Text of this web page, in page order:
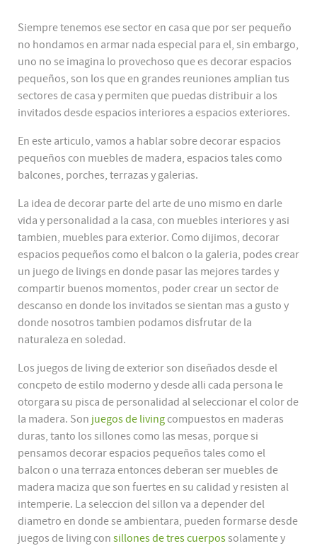
Siempre tenemos ese sector en casa que por ser pequeño
no hondamos en armar nada especial para el, sin embargo,
uno no se imagina lo provechoso que es decorar espacios
pequeños, son los que en grandes reuniones amplian tus
sectores de casa y permiten que puedas distribuir a los
invitados desde espacios interiores a espacios exteriores.
En este articulo, vamos a hablar sobre decorar espacios
pequeños con muebles de madera, espacios tales como
balcones, porches, terrazas y galerias.
La idea de decorar parte del arte de uno mismo en darle
vida y personalidad a la casa, con muebles interiores y asi
tambien, muebles para exterior. Como dijimos, decorar
espacios pequeños como el balcon o la galeria, podes crear
un juego de livings en donde pasar las mejores tardes y
compartir buenos momentos, poder crear un sector de
descanso en donde los invitados se sientan mas a gusto y
donde nosotros tambien podamos disfrutar de la
naturaleza en soledad.
Los juegos de living de exterior son diseñados desde el
concpeto de estilo moderno y desde alli cada persona le
otorgara su pisca de personalidad al seleccionar el color de
la madera. Son juegos de livingcompuestos en maderas
duras, tanto los sillones como las mesas, porque si
pensamos decorar espacios pequeños tales como el
balcon o una terraza entonces deberan ser muebles de
madera maciza que son fuertes en su calidad y resisten al
intemperie. La seleccion del sillon va a depender del
diametro en donde se ambientara, pueden formarse desde
juegos de living con sillones de tres cuerpossolamente y